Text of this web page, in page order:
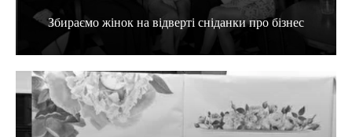
Збираємо жінок на відверті сніданки про бізнес